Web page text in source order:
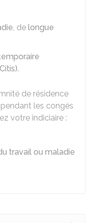
, de longue
.
de résidence
les congés
votre indiciaire :
travail ou maladie